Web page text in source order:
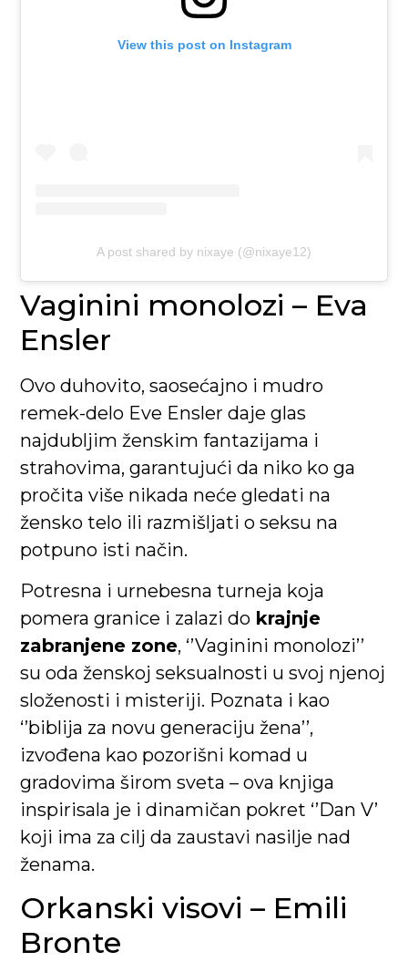
View this post on Instagram
A post shared by nixaye (@nixaye12)
Vaginini monolozi – Eva
Ensler
Ovo duhovito, saosećajno i mudro
remek-delo Eve Ensler daje glas
najdubljim ženskim fantazijama i
strahovima, garantujući da niko ko ga
pročita više nikada neće gledati na
žensko telo ili razmišljati o seksu na
potpuno isti način.
Potresna i urnebesna turneja koja
pomera granice i zalazi do krajnje
zabranjene zone, ‘’Vaginini monolozi’’
su oda ženskoj seksualnosti u svoj njenoj
složenosti i misteriji. Poznata i kao
‘’biblija za novu generaciju žena’’,
izvođena kao pozorišni komad u
gradovima širom sveta – ova knjiga
inspirisala je i dinamičan pokret ‘’Dan V’
koji ima za cilj da zaustavi nasilje nad
ženama.
Orkanski visovi – Emili
Bronte